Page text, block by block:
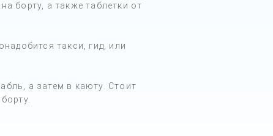
борту, а также таблетки от
такси, гид, или
а затем в каюту. Стоит